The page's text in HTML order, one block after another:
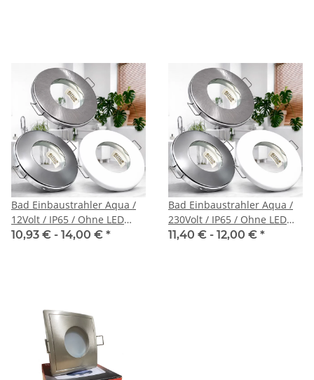
Bad Einbaustrahler Aqua /
12Volt / IP65 / Ohne LED
Leuchtmittel
10,93 € - 14,00 € *
Bad Einbaustrahler Aqua /
230Volt / IP65 / Ohne LED
Leuchtmittel
11,40 € - 12,00 € *